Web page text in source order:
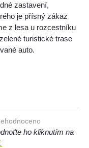
zastavení,
je přísný zákaz
z lesa u rozcestníku
turistické trase
auto.
ho kliknutím na